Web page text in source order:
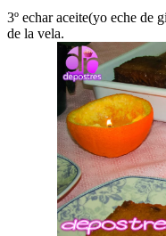
3º echar aceite(yo eche de
de la vela.